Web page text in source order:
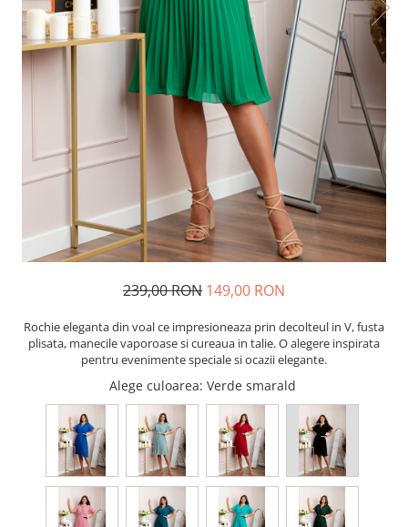
239,00 RON 149,00 RON
Rochie eleganta din voal ce impresioneaza prin decolteul in V, fusta
plisata, manecile vaporoase si cureaua in talie. O alegere inspirata
pentru evenimente speciale si ocazii elegante.
Alege culoarea: Verde smarald